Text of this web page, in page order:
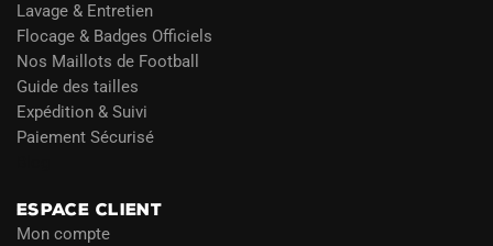
Lavage & Entretien
Flocage & Badges Officiels
Nos Maillots de Football
Guide des tailles
Expédition & Suivi
Paiement Sécurisé
ESPACE CLIENT
Mon compte